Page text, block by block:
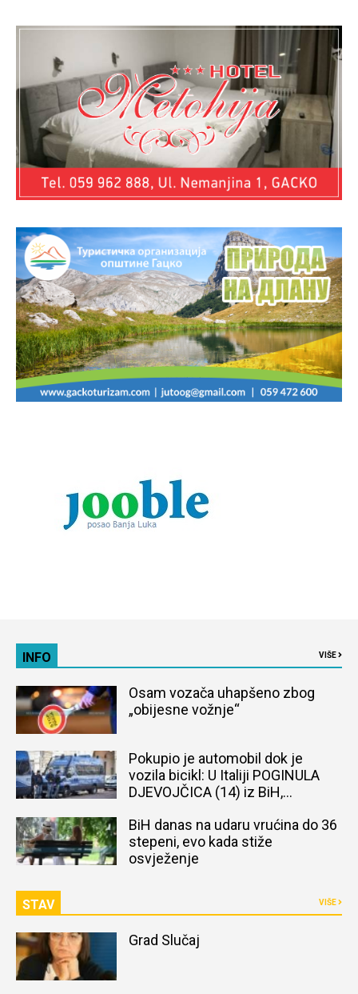
INFO VIŠE
Osam vozača uhapšeno zbog
„obijesne vožnje“
Pokupio je automobil dok je
vozila bicikl: U Italiji POGINULA
DJEVOJČICA (14) iz BiH,
BiH danas na udaru vrućina do 36
stepeni, evo kada stiže
osvježenje
STAV VIŠE
Grad Slučaj